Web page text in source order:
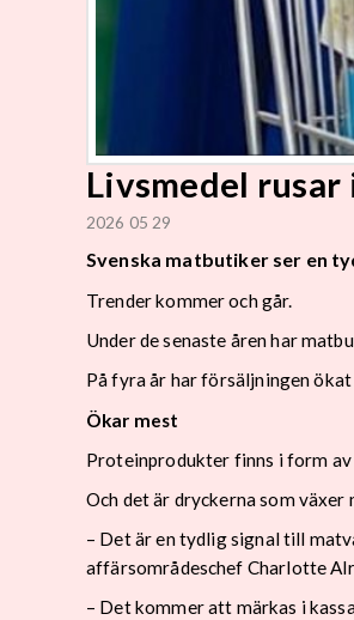
Livsmedel
2026 05 29
Svenska matbutiker ser en
Trender kommer och går.
Under de senaste åren har
På fyra år har försäljningen
Ökar mest
Proteinprodukter finns i form av
Och det är dryckerna som växer
– Det är en tydlig signal till
affärsområdeschef Charlotte
– Det kommer att märkas i